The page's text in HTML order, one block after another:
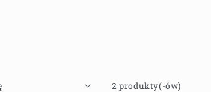
2 produkty(-ów)